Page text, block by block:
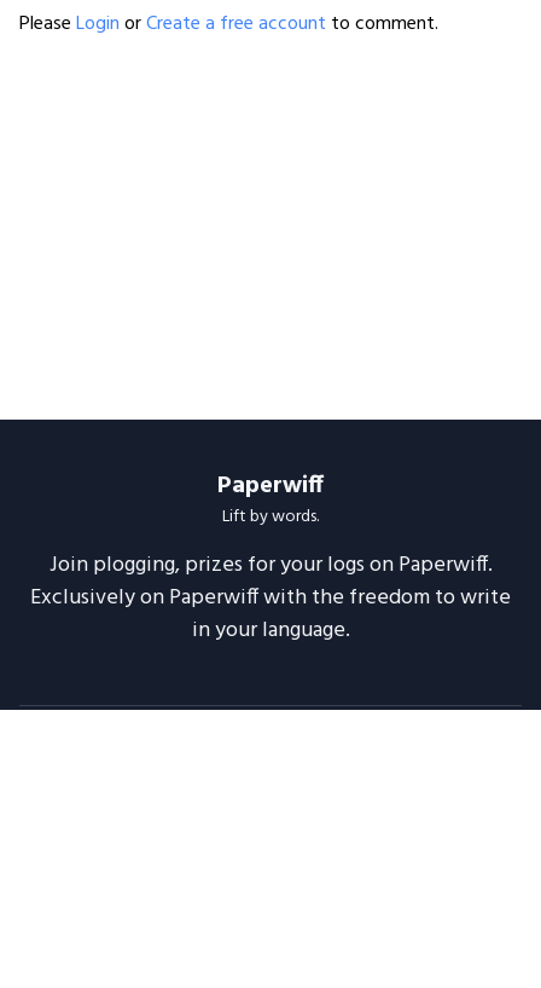
PleaseLoginorCreate a free account to comment.
Paperwiff
Lift by words.
Join plogging, prizes for your logs on Paperwiff.
Exclusively on Paperwiff with the freedom to write
in your language.